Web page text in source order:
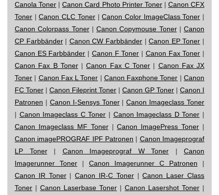
Canola Toner |Canon Card Photo Printer Toner| Canon CFX
Toner |Canon CLC Toner|Canon Color ImageClass Toner |
Canon Colorpass Toner| Canon Copymouse Toner| Canon
CP Farbbänder| Canon CW Farbbänder |Canon EP Toner |
Canon ES Farbbänder | Canon F Toner | Canon Fax Toner |
Canon Fax B Toner|Canon Fax C Toner | Canon Fax JX
Toner | Canon Fax L Toner | Canon Faxphone Toner |Canon
FC Toner | Canon Fileprint Toner | Canon GP Toner | Canon I
Patronen | Canon I-Sensys Toner|Canon Imageclass Toner
| Canon Imageclass C Toner | Canon Imageclass D Toner |
Canon Imageclass MF Toner|Canon ImagePress Toner |
Canon imagePROGRAF IPF Patronen | Canon Imageprograf
LP Toner| Canon Imageprograf W Toner | Canon
Imagerunner Toner | Canon Imagerunner C Patronen |
Canon IR Toner|Canon IR-C Toner|Canon Laser Class
Toner | Canon Laserbase Toner | Canon Lasershot Toner |